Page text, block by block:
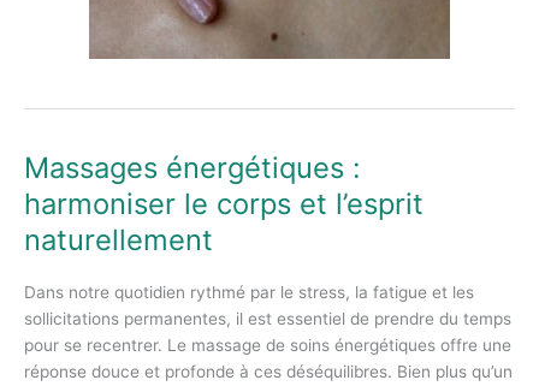
Massages énergétiques :
harmoniser le corps et l’esprit
naturellement
Dans notre quotidien rythmé par le stress, la fatigue et les
sollicitations permanentes, il est essentiel de prendre du temps
pour se recentrer. Le massage de soins énergétiques offre une
réponse douce et profonde à ces déséquilibres. Bien plus qu’un
Massages
énergétiques
:
harmoniser
corps
et
l’esprit
naturellement